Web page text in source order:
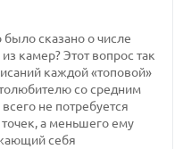
сказано о числе
камер? Этот вопрос так
каждой «топовой»
со средним
не потребуется
а меньшего ему
себя